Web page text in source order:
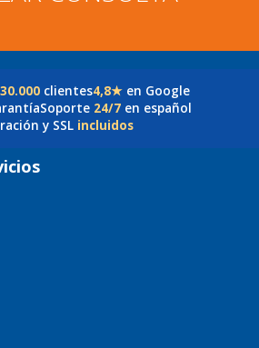
clientes4,8★ en Google
Soporte 24/7 en español
y SSL incluidos